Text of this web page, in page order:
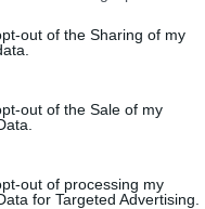
out of the Sharing of my
out of the Sale of my
out of processing my
for Targeted Advertising.
- 08:38